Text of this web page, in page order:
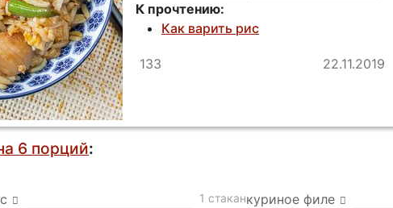
К прочтению:
Как варить рис
133 22.11.2019
6 порций:
1 стаканкуриное филе